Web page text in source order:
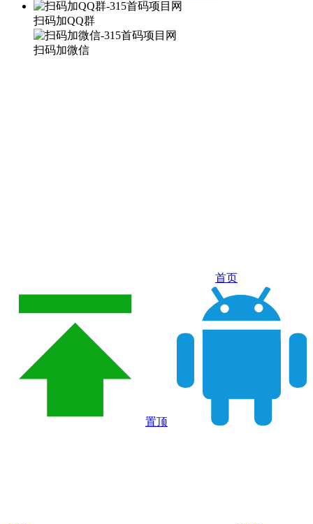
扫码加QQ群
扫码加微信
首页
置顶